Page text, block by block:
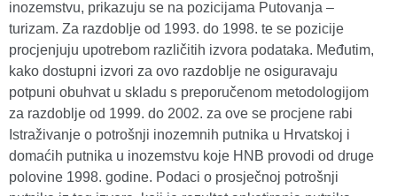
inozemstvu, prikazuju se na pozicijama Putovanja –
turizam. Za razdoblje od 1993. do 1998. te se pozicije
procjenjuju upotrebom različitih izvora podataka. Međutim,
kako dostupni izvori za ovo razdoblje ne osiguravaju
potpuni obuhvat u skladu s preporučenom metodologijom
za razdoblje od 1999. do 2002. za ove se procjene rabi
Istraživanje o potrošnji inozemnih putnika u Hrvatskoj i
domaćih putnika u inozemstvu koje HNB provodi od druge
polovine 1998. godine. Podaci o prosječnoj potrošnji